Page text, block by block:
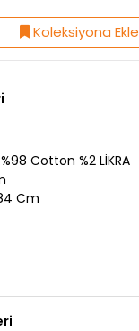
Koleksiyona Ekle
Cotton %2 LİKRA
Cm